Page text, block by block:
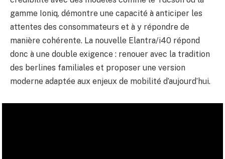
gamme Ioniq, démontre une capacité à anticiper les
attentes des consommateurs et à y répondre de
manière cohérente. La nouvelle Elantra/i40 répond
donc à une double exigence : renouer avec la tradition
des berlines familiales et proposer une version
moderne adaptée aux enjeux de mobilité d’aujourd’hui.